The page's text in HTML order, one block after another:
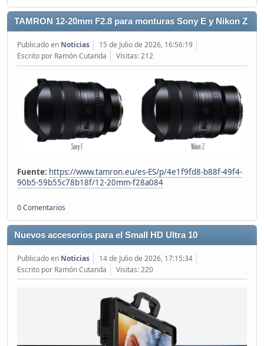
TAMRON 12-20mm F2.8 para monturas Sony E y Nikon Z
Publicado en Noticias
15 de Julio de 2026, 16:56:19
Escrito por Ramón Cutanda
Visitas: 212
Fuente: https://www.tamron.eu/es-ES/p/4e1f9fd8-b88f-49f4-
90b5-59b55c78b18f/12-20mm-f28a084
0 Comentarios
Nuevos accesorios para el Small HD Ultra 10
Publicado en Noticias
14 de Julio de 2026, 17:15:34
Escrito por Ramón Cutanda
Visitas: 220